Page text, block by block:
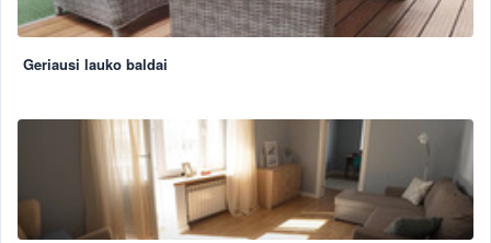
Geriausi lauko baldai